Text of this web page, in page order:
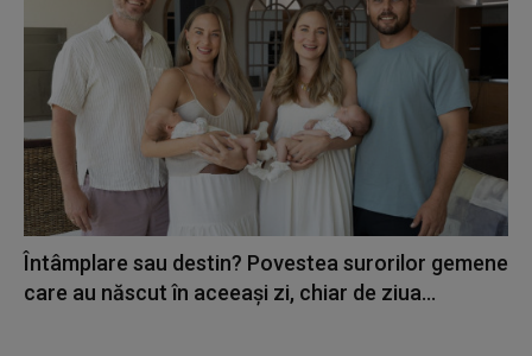
Întâmplare sau destin? Povestea surorilor gemene
care au născut în aceeași zi, chiar de ziua...